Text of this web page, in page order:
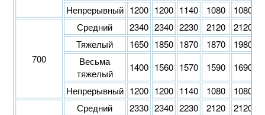
Непрерывный 1200 1200 1140 1080 1080
700
Средний 2340 2340 2230 2120 2120
Тяжелый
1650 1850 1870 1870 1980
Весьма
тяжелый
1400 1560 1570 1590 1690
Непрерывный 1200 1200 1140 1080 1080
Средний 2330 2340 2230 2120 2120